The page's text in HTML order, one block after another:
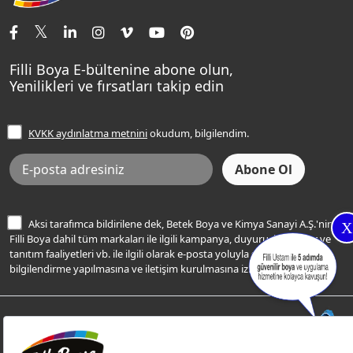
X
Tavan Boyaları
Ev Bakım ve Hobi Boyaları
Yatak Odası Renkleri
Sentomaxx Sentetik Boya
Sentomaxx İpeksi Mat
Momento Life
Şampanya Rengi
Açık Mavi Rengi
Frezya Rengi
İletişim Bilgilerimiz
Renk Danışma
Filli Ustam
Sıkça Sorulan Sorular
Ücretsiz Yalıtım Keşif Hizmeti
Bilgi Toplumu Hizmetleri
İnternet Sitesi Kullanım Koşulları
KVKK Talep Formu
KVKK Aydınlatma Metni
Filli Boya E-bültenine abone olun,
Yenilikleri ve fırsatları takip edin
KVKK aydınlatma metniniokudum, bilgilendim.
Aksi tarafımca bildirilene dek, Betek Boya ve Kimya Sanayi A.Ş.'nin
Filli Boya dahil tüm markaları ile ilgili kampanya, duyuru, hizmetler ve
tanıtım faaliyetleri vb. ile ilgili olarak e-posta yoluyla şahsıma
bilgilendirme yapılmasına ve iletişim kurulmasına izin veriyorum.